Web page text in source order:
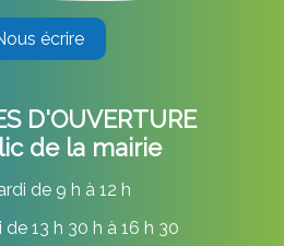
écrire
D'OUVERTURE
de la mairie
de 9 h à 12 h
13 h 30 h à 16 h 30